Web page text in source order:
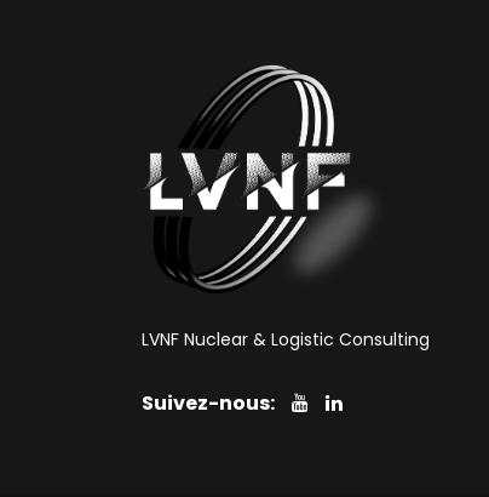
LVNF Nuclear & Logistic Consulting
Suivez-nous: